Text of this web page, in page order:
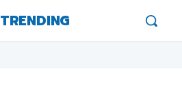
TRENDING